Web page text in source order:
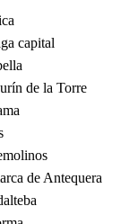
capital
de la Torre
de Antequera